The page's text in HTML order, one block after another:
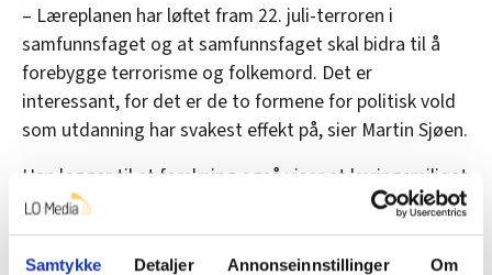
Samtykke Detaljer Annonseinnstillinger Om
– Læreplanen har løftet fram 22. juli-terroren i
samfunnsfaget og at samfunnsfaget skal bidra til å
forebygge terrorisme og folkemord. Det er
interessant, for det er de to formene for politisk vold
som utdanning har svakest effekt på, sier Martin Sjøen.
Han legger til at forskning også viser at læringsmiljøet
har liten effekt, at relasjonen til læreren kan ha svak
effekt og at det sosiale på skolen og
undervisningsinnholdet har svak effekt på om noen er